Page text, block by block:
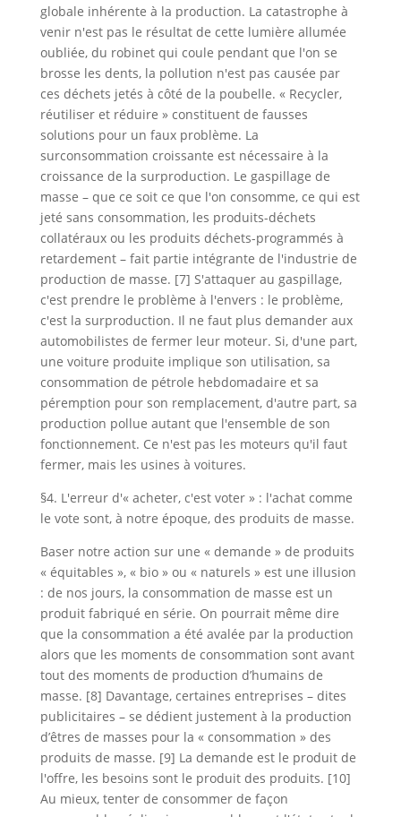
globale inhérente à la production. La catastrophe à
venir n'est pas le résultat de cette lumière allumée
oubliée, du robinet qui coule pendant que l'on se
brosse les dents, la pollution n'est pas causée par
ces déchets jetés à côté de la poubelle. « Recycler,
réutiliser et réduire » constituent de fausses
solutions pour un faux problème. La
surconsommation croissante est nécessaire à la
croissance de la surproduction. Le gaspillage de
masse – que ce soit ce que l'on consomme, ce qui est
jeté sans consommation, les produits-déchets
collatéraux ou les produits déchets-programmés à
retardement – fait partie intégrante de l'industrie de
production de masse. [7] S'attaquer au gaspillage,
c'est prendre le problème à l'envers : le problème,
c'est la surproduction. Il ne faut plus demander aux
automobilistes de fermer leur moteur. Si, d'une part,
une voiture produite implique son utilisation, sa
consommation de pétrole hebdomadaire et sa
péremption pour son remplacement, d'autre part, sa
production pollue autant que l'ensemble de son
fonctionnement. Ce n'est pas les moteurs qu'il faut
fermer, mais les usines à voitures.
§4. L'erreur d'« acheter, c'est voter » : l'achat comme
le vote sont, à notre époque, des produits de masse.
Baser notre action sur une « demande » de produits
« équitables », « bio » ou « naturels » est une illusion
: de nos jours, la consommation de masse est un
produit fabriqué en série. On pourrait même dire
que la consommation a été avalée par la production
alors que les moments de consommation sont avant
tout des moments de production d’humains de
masse. [8] Davantage, certaines entreprises – dites
publicitaires – se dédient justement à la production
d’êtres de masses pour la « consommation » des
produits de masse. [9] La demande est le produit de
l'offre, les besoins sont le produit des produits. [10]
Au mieux, tenter de consommer de façon